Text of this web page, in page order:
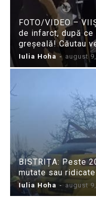
FOTO/VIDEO –
de infarct, după
greșeală! Căutau
Iulia Hoha - august
BISTRIȚA: Peste
mutate sau
Iulia Hoha - august